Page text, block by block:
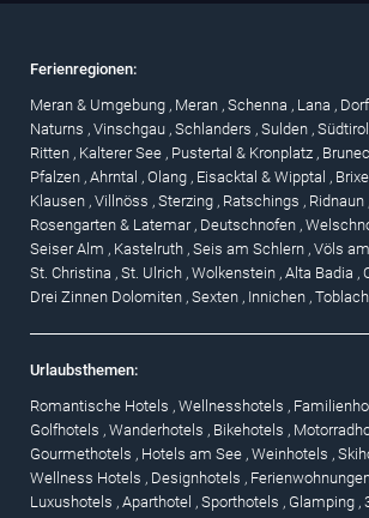
Ferienregionen:
Meran & Umgebung , Meran , Schenna , Lana ,
Naturns , Vinschgau , Schlanders , Sulden ,
Ritten , Kalterer See , Pustertal & Kronplatz ,
Pfalzen , Ahrntal , Olang , Eisacktal & Wipptal ,
Klausen , Villnöss , Sterzing , Ratschings , Ridnaun
Rosengarten & Latemar , Deutschnofen ,
Seiser Alm , Kastelruth , Seis am Schlern , Völs
St. Christina , St. Ulrich , Wolkenstein , Alta Badia ,
Drei Zinnen Dolomiten , Sexten , Innichen , Toblach
Urlaubsthemen:
Romantische Hotels , Wellnesshotels ,
Golfhotels , Wanderhotels , Bikehotels ,
Gourmethotels , Hotels am See , Weinhotels ,
Wellness Hotels , Designhotels ,
Luxushotels , Aparthotel , Sporthotels , Glamping ,